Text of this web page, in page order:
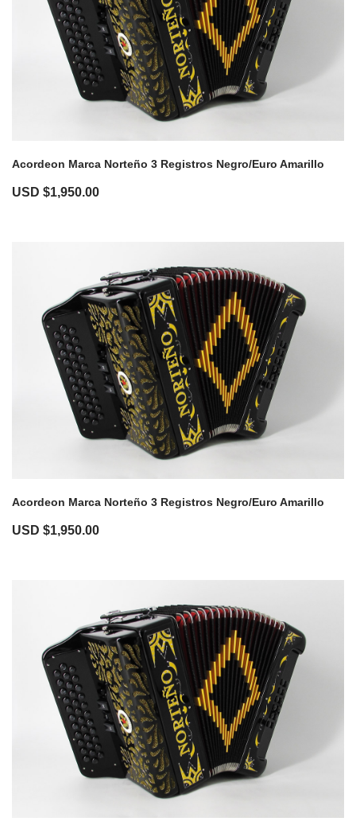
Acordeon Marca Norteño 3 Registros Negro/Euro Amarillo
USD $1,950.00
Acordeon Marca Norteño 3 Registros Negro/Euro Amarillo
USD $1,950.00